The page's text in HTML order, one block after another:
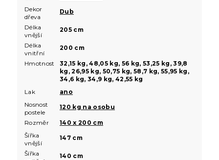
Dekor
dřeva
Dub
Délka
vnější
205 cm
Délka
vnitřní
200 cm
Hmotnost
32,15 kg, 48,05 kg, 56 kg, 53,25 kg, 39,8
kg, 26,95 kg, 50,75 kg, 58,7 kg, 55,95 kg,
34,6 kg, 34,9 kg, 42,55 kg
Lak
ano
Nosnost
postele
120 kg na osobu
Rozměr
140 x 200 cm
Šířka
vnější
147 cm
Šířka
140 cm